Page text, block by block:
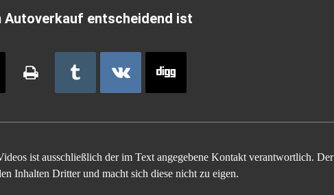
Autoverkauf entscheidend ist
ist ausschließlich der im Text angegebene Kontakt verantwortlich. Der
Inhalten Dritter und macht sich diese nicht zu eigen.